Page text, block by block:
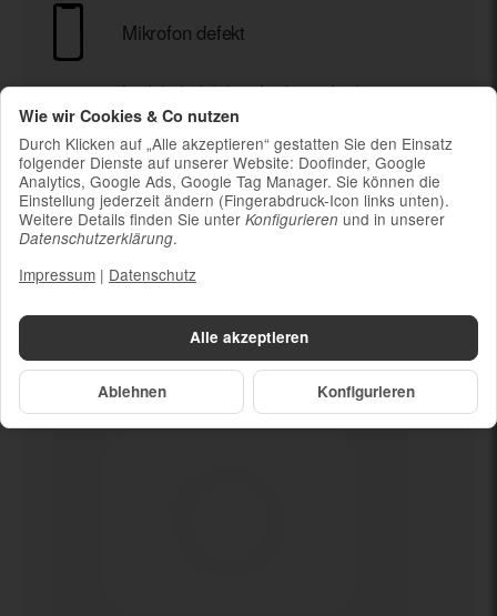
Mikrofon defekt
Ladekabel (ohne Ladestecker)
Um die Nachhaltigkeit zu unterstützen und
weil die meisten neueren Smartphones
kabelloses Laden ermöglichen, ist kein
Ladestecker im Lieferumfang enthalten
Alle akzeptieren
Ablehnen Konfigurieren
Wie wir Cookies & Co nutzen
Durch Klicken auf „Alle akzeptieren“ gestatten Sie den Einsatz
folgender Dienste auf unserer Website: Doofinder, Google
Analytics, Google Ads, Google Tag Manager. Sie können die
Einstellung jederzeit ändern (Fingerabdruck-Icon links unten).
Weitere Details finden Sie unter Konfigurieren und in unserer
Datenschutzerklärung.
Impressum | Datenschutz